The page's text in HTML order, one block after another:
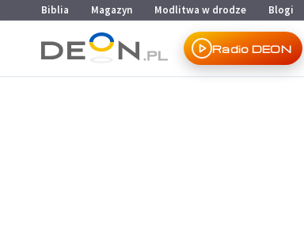
Przejdź do menu głównego
Przejdź do treści
Biblia Magazyn Modlitwa w drodze Blogi
Radio DEON